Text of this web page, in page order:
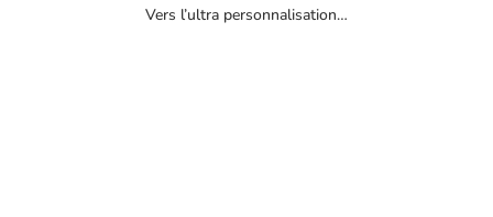
Vers l’ultra personnalisation…